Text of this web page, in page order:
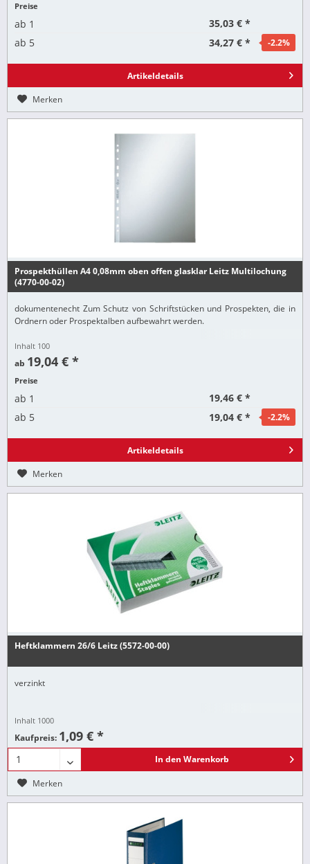
Preise
ab 1
35,03 € *
ab 5 34,27 € * -2.2%
Artikeldetails
Merken
Prospekthüllen A4 0,08mm oben offen glasklar Leitz Multilochung
(4770-00-02)
dokumentenecht Zum Schutz von Schriftstücken und Prospekten, die in
Ordnern oder Prospektalben aufbewahrt werden.
Inhalt 100
ab 19,04 € *
Preise
ab 1
19,46 € *
ab 5 19,04 € * -2.2%
Artikeldetails
Merken
Heftklammern 26/6 Leitz (5572-00-00)
verzinkt
Inhalt 1000
Kaufpreis: 1,09 € *
In den Warenkorb
Merken